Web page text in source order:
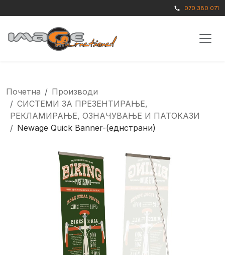
call 070 380 071
Почетна
Производи
СИСТЕМИ ЗА ПРЕЗЕНТИРАЊЕ,
РЕКЛАМИРАЊЕ, ОЗНАЧУВАЊЕ И ПАТОКАЗИ
Newage Quick Banner-(еднстрани)